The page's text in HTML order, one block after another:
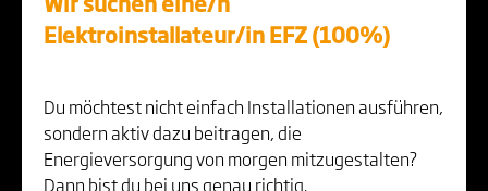
Elektroinstallateur/in EFZ (100%)
Du möchtest nicht einfach Installationen ausführen,
sondern aktiv dazu beitragen, die
Energieversorgung von morgen mitzugestalten?
Dann bist du bei uns genau richtig.